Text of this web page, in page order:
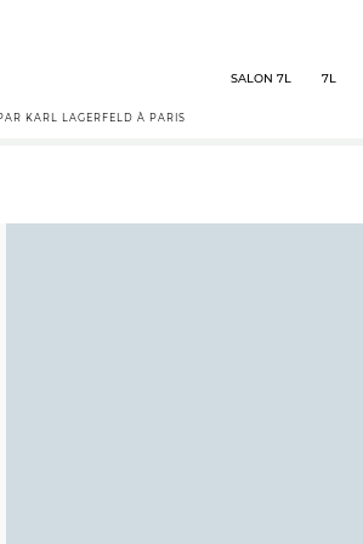
SALON 7L 7L
KARL LAGERFELD À PARIS